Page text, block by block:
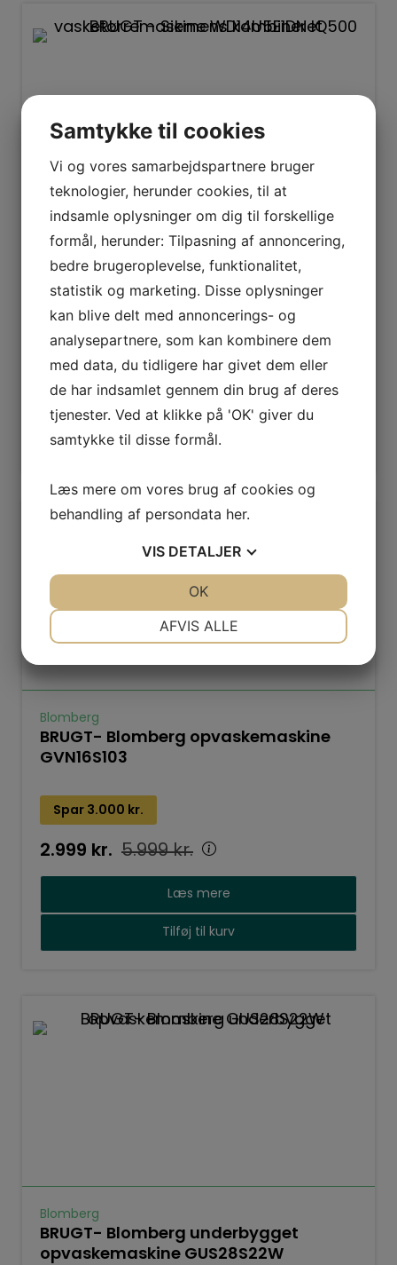
Siemens
BRUGT – Siemens kombineret
vasketørremaskine WD14U5E1DN
IQ500
Spar5.000kr.
3.999 kr.
Læs mere
Tilføj til kurv
Blomberg
BRUGT- Blomberg opvaskemaskine
GVN16S103
Spar 3.000 kr.
5.999kr.
2.999 kr.
Læs mere
Tilføj til kurv
Blomberg
BRUGT- Blomberg underbygget
opvaskemaskine GUS28S22W
Samtykke til cookies
Vi og vores samarbejdspartnere bruger
teknologier, herunder cookies, til at
indsamle oplysninger om dig til forskellige
formål, herunder: Tilpasning af annoncering,
bedre brugeroplevelse, funktionalitet,
statistik og marketing. Disse oplysninger
kan blive delt med annoncerings- og
analysepartnere, som kan kombinere dem
med data, du tidligere har givet dem eller
de har indsamlet gennem din brug af deres
tjenester. Ved at klikke på 'OK' giver du
samtykke til disse formål.
Læs mere om vores brug af cookies og
behandling af persondata her.
VIS DETALJER
AFVIS ALLE
OK